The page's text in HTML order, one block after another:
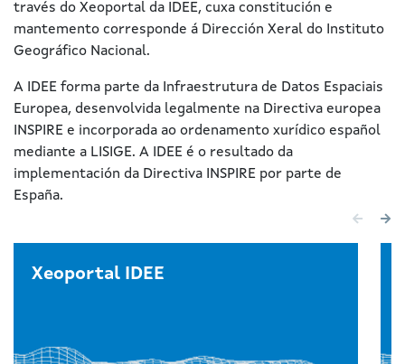
través do Xeoportal da IDEE, cuxa constitución e
mantemento corresponde á Dirección Xeral do Instituto
Geográfico Nacional.
A IDEE forma parte da Infraestrutura de Datos Espaciais
Europea, desenvolvida legalmente na Directiva europea
INSPIRE e incorporada ao ordenamento xurídico español
mediante a LISIGE. A IDEE é o resultado da
implementación da Directiva INSPIRE por parte de
España.
Xeoportal IDEE